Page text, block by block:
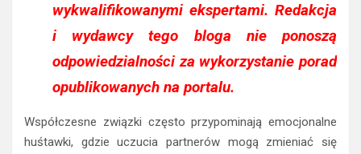
wykwalifikowanymi ekspertami. Redakcja
i wydawcy tego bloga nie ponoszą
odpowiedzialności za wykorzystanie porad
opublikowanych na portalu.
Współczesne związki często przypominają emocjonalne
huśtawki, gdzie uczucia partnerów mogą zmieniać się